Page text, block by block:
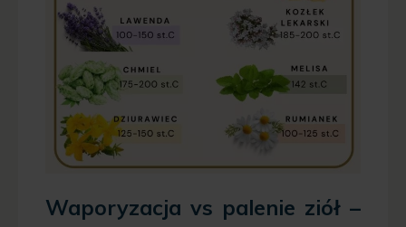
Waporyzacja vs palenie ziół –